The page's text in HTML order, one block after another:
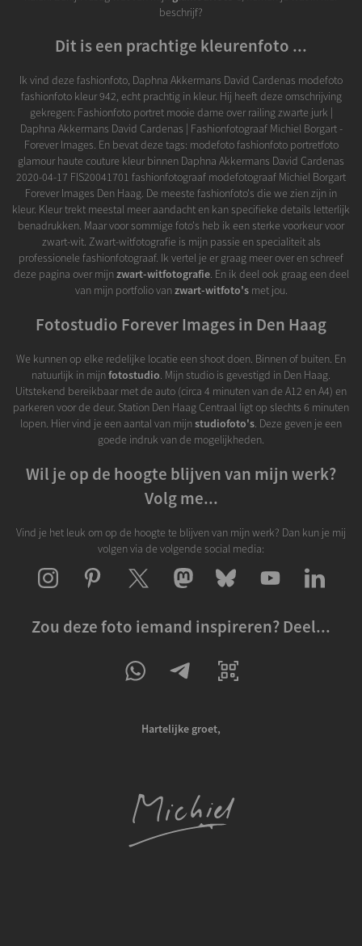
beschrijf?
Dit is een prachtige kleurenfoto ...
Ik vind deze fashionfoto, Daphna Akkermans David Cardenas modefoto
fashionfoto kleur 942, echt prachtig in kleur. Hij heeft deze omschrijving
gekregen: Fashionfoto portret mooie dame over railing zwarte jurk |
Daphna Akkermans David Cardenas | Fashionfotograaf Michiel Borgart -
Forever Images. En bevat deze tags: modefoto fashionfoto portretfoto
glamour haute couture kleur binnen Daphna Akkermans David Cardenas
2020-04-17 FIS20041701 fashionfotograaf modefotograaf Michiel Borgart
Forever Images Den Haag. De meeste fashionfoto's die we zien zijn in
kleur. Kleur trekt meestal meer aandacht en kan specifieke details letterlijk
benadrukken. Maar voor sommige foto's heb ik een sterke voorkeur voor
zwart-wit. Zwart-witfotografie is mijn passie en specialiteit als
professionele fashionfotograaf. Ik vertel je er graag meer over en schreef
deze pagina over mijnzwart-witfotografie. En ik deel ook graag een deel
van mijn portfolio vanzwart-witfoto'smet jou.
Fotostudio Forever Images in Den Haag
We kunnen op elke redelijke locatie een shoot doen. Binnen of buiten. En
natuurlijk in mijnfotostudio. Mijn studio is gevestigd in Den Haag.
Uitstekend bereikbaar met de auto (circa 4 minuten van de A12 en A4) en
parkeren voor de deur. Station Den Haag Centraal ligt op slechts 6 minuten
lopen. Hier vind je een aantal van mijnstudiofoto's. Deze geven je een
goede indruk van de mogelijkheden.
Wil je op de hoogte blijven van mijn werk?
Volg me...
Vind je het leuk om op de hoogte te blijven van mijn werk? Dan kun je mij
volgen via de volgende social media:
Zou deze foto iemand inspireren? Deel...
Hartelijke groet,